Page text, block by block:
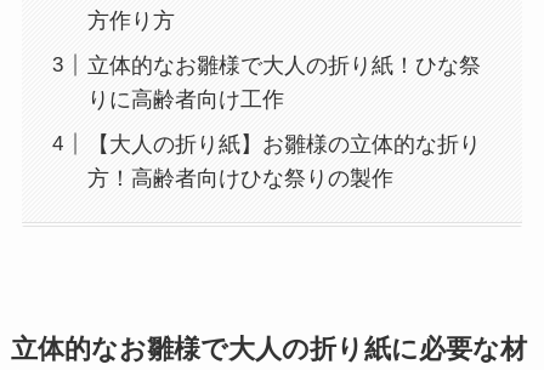
方作り方
立体的なお雛様で大人の折り紙！ひな祭
りに高齢者向け工作
【大人の折り紙】お雛様の立体的な折り
方！高齢者向けひな祭りの製作
立体的なお雛様で大人の折り紙に必要な材